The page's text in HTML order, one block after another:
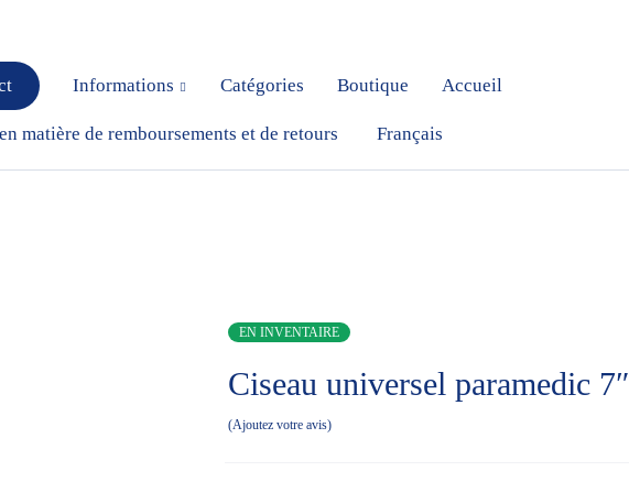
Informations Catégories Boutique Accueil
matière de remboursements et de retours Français
EN INVENTAIRE
Ciseau universel paramedic 7″
Ajoutez votre avis